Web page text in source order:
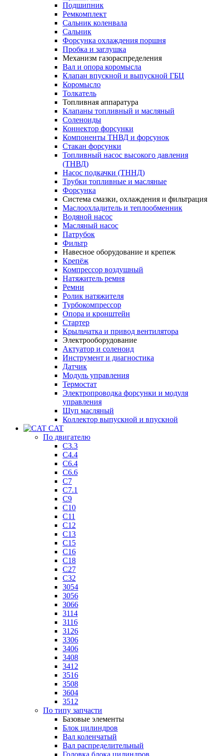
Подшипник
Ремкомплект
Сальник коленвала
Сальник
Форсунка охлаждения поршня
Пробка и заглушка
Механизм газораспределения
Вал и опора коромысла
Клапан впускной и выпускной ГБЦ
Коромысло
Толкатель
Топливная аппаратура
Клапаны топливный и масляный
Соленоиды
Коннектор форсунки
Компоненты ТНВД и форсунок
Стакан форсунки
Топливный насос высокого давления
(ТНВД)
Насос подкачки (ТННД)
Трубки топливные и масляные
Форсунка
Система смазки, охлаждения и фильтрация
Маслоохладитель и теплообменник
Водяной насос
Масляный насос
Патрубок
Фильтр
Навесное оборудование и крепеж
Крепёж
Компрессор воздушный
Натяжитель ремня
Ремни
Ролик натяжителя
Турбокомпрессор
Опора и кронштейн
Стартер
Крыльчатка и привод вентилятора
Электрооборудование
Актуатор и соленоид
Инструмент и диагностика
Датчик
Модуль управления
Термостат
Электропроводка форсунки и модуля
управления
Щуп масляный
Коллектор выпускной и впускной
CAT
По двигателю
C3.3
C4.4
C6.4
C6.6
C7
C7.1
C9
C10
C11
C12
C13
C15
C16
C18
C27
C32
3054
3056
3066
3114
3116
3126
3306
3406
3408
3412
3516
3508
3604
3512
По типу запчасти
Базовые элементы
Блок цилиндров
Вал коленчатый
Вал распределительный
Головка блока цилиндров